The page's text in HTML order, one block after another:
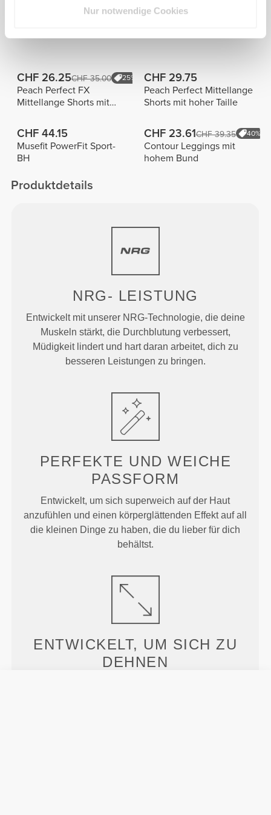
Nur notwendige Cookies
ansehen
CHF 26.25CHF 35.00 25%
Peach Perfect FX
Mittellange Shorts mit
CHF 29.75
Peach Perfect Mittellange
Shorts mit hoher Taille
CHF 44.15
Musefit PowerFit Sport-
BH
CHF 23.61CHF 39.35 40%
Contour Leggings mit
hohem Bund
Produktdetails
NRG- LEISTUNG
Entwickelt mit unserer NRG-Technologie, die deine
Muskeln stärkt, die Durchblutung verbessert,
Müdigkeit lindert und hart daran arbeitet, dich zu
besseren Leistungen zu bringen.
PERFEKTE UND WEICHE
PASSFORM
Entwickelt, um sich superweich auf der Haut
anzufühlen und einen körperglättenden Effekt auf all
die kleinen Dinge zu haben, die du lieber für dich
behältst.
ENTWICKELT, UM SICH ZU
DEHNEN